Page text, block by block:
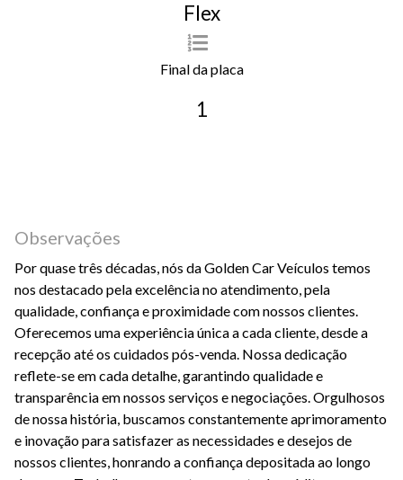
Flex
Final da placa
1
Observações
Por quase três décadas, nós da Golden Car Veículos temos
nos destacado pela excelência no atendimento, pela
qualidade, confiança e proximidade com nossos clientes.
Oferecemos uma experiência única a cada cliente, desde a
recepção até os cuidados pós-venda. Nossa dedicação
reflete-se em cada detalhe, garantindo qualidade e
transparência em nossos serviços e negociações. Orgulhosos
de nossa história, buscamos constantemente aprimoramento
e inovação para satisfazer as necessidades e desejos de
nossos clientes, honrando a confiança depositada ao longo